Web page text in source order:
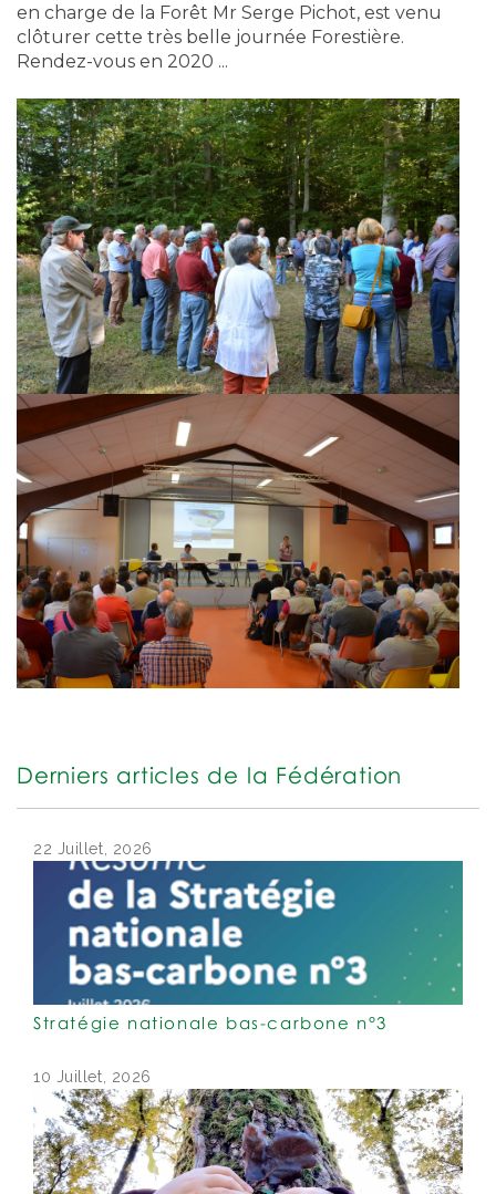
en charge de la Forêt Mr Serge Pichot, est venu
clôturer cette très belle journée Forestière.
Rendez-vous en 2020 ...
Derniers articles de la Fédération
22 Juillet, 2026
Stratégie nationale bas-carbone n°3
10 Juillet, 2026